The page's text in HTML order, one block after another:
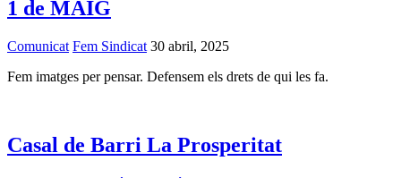
1 de MAIG
Comunicat Fem Sindicat 30 abril, 2025
Fem imatges per pensar. Defensem els drets de qui les fa.
Casal de Barri La Prosperitat